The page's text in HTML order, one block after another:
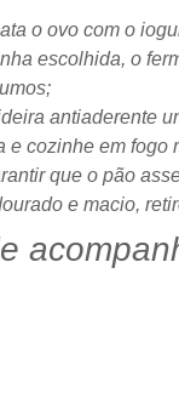
o ovo com o
escolhida, o
antiaderente
e cozinhe em fogo
que o pão
e macio,